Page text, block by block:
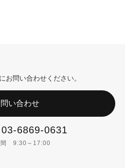
お問い合わせください。
い合わせ
03-6869-0631
間 9:30～17:00